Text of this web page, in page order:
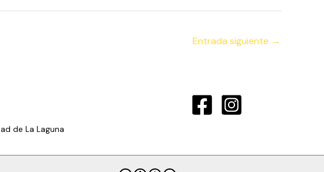
Entrada siguiente →
de La Laguna